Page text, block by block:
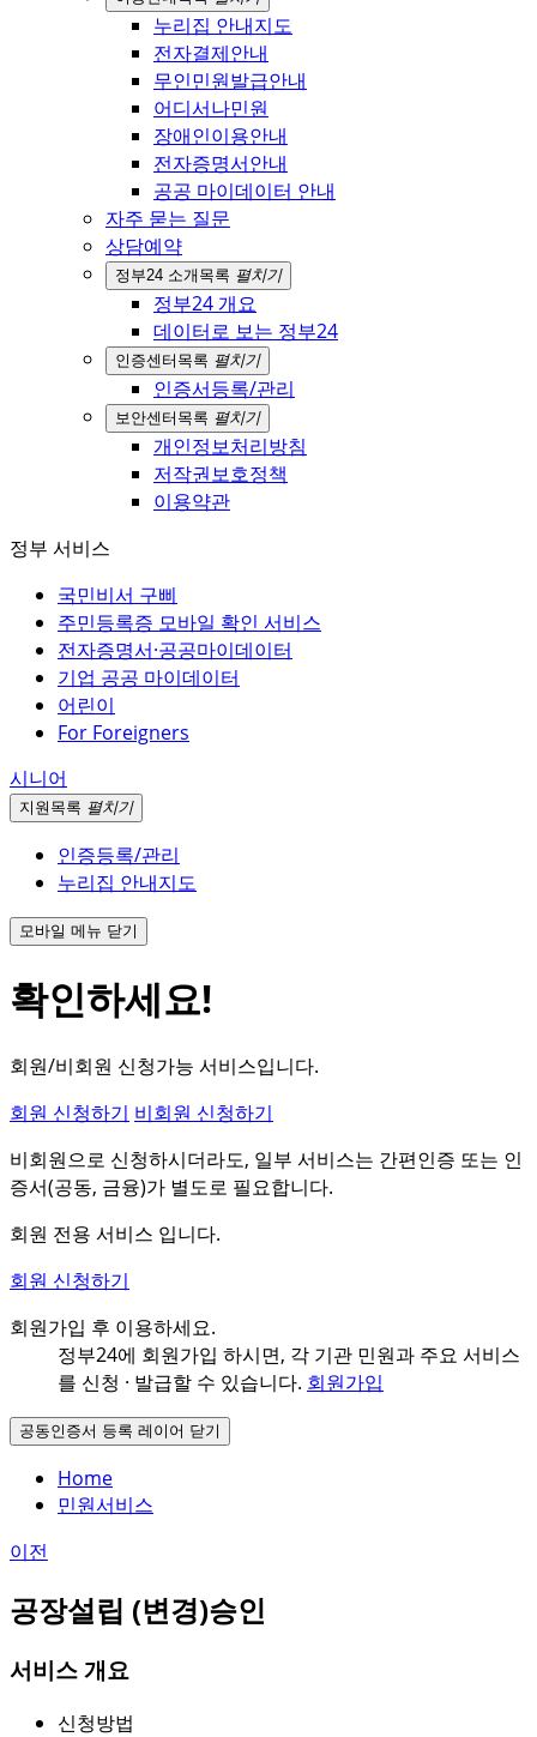
누리집 안내지도
전자결제안내
무인민원발급안내
어디서나민원
장애인이용안내
전자증명서안내
공공 마이데이터 안내
자주 묻는 질문
상담예약
정부24 소개 목록 펼치기
정부24 개요
데이터로 보는 정부24
인증센터 목록 펼치기
인증서등록/관리
보안센터 목록 펼치기
개인정보처리방침
저작권보호정책
이용약관
정부 서비스
국민비서 구삐
주민등록증 모바일 확인 서비스
전자증명서·공공마이데이터
기업 공공 마이데이터
어린이
For Foreigners
시니어
지원 목록 펼치기
인증등록/관리
누리집 안내지도
모바일 메뉴 닫기
확인하세요!
회원/비회원 신청가능 서비스입니다.
회원 신청하기 비회원 신청하기
비회원으로 신청하시더라도, 일부 서비스는 간편인증 또는 인
증서(공동, 금융)가 별도로 필요합니다.
회원 전용 서비스 입니다.
회원 신청하기
회원가입 후 이용하세요.
정부24에 회원가입 하시면, 각 기관 민원과 주요 서비스
를 신청 · 발급할 수 있습니다. 회원가입
공동인증서 등록 레이어 닫기
Home
민원서비스
이전
공장설립 (변경)승인
서비스 개요
신청방법